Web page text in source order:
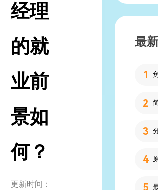
经理
的就
业前
景如
何？
更新时间：
最